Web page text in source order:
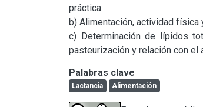
práctica.
b) Alimentación, actividad física
c) Determinación de lípidos
pasteurización y relación con el
Palabras clave
Lactancia Alimentación